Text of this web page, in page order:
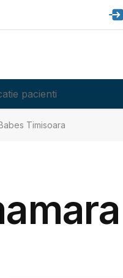
pacienti
Timisoara